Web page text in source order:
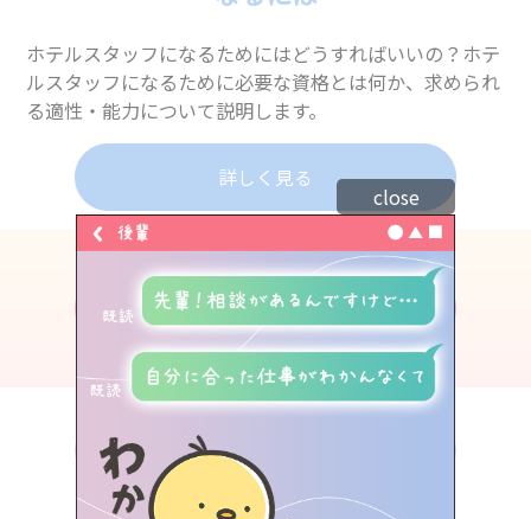
専門学生リアルボイス
業界人インタビュー
職種紹介
学校のこと、進路のこと、
LINEで気軽に相談・質問しよう！
資料請求（無料）やイベント予約もできるよ
ホテルスタッフになるためにはどうすればいいの？ホテ
ルスタッフになるために必要な資格とは何か、求められ
る適性・能力について説明します。
詳しく見る
ホテルスタッフを目指せる学校を見る
一覧に戻る
close